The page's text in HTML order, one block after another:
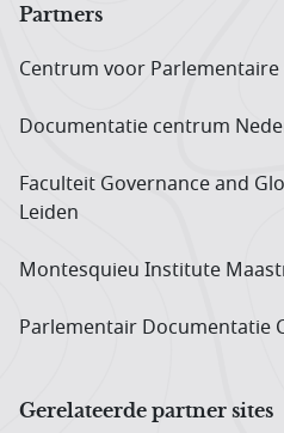
Partners
Centrum voor Parlementaire
Documentatie centrum
Faculteit Governance and
Leiden
Montesquieu Institute
Parlementair Documentatie
Gerelateerde partner sites